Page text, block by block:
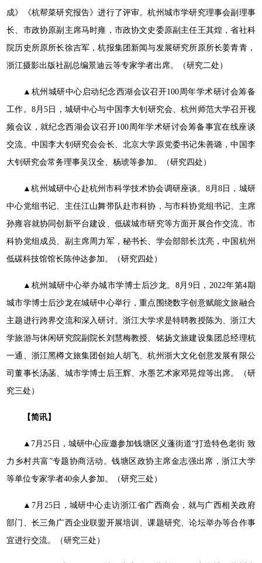
成》《杭帮菜研究报告》进行了评审。杭州城市学研究理事会副理事
长、市政协原副主席马时雍，市政协文史委原副主任王其煌，省社科
院历史所原所长徐吉军，杭报集团新闻与发展研究所原所长姜青青，
浙江摄影出版社副总编景迪云等专家学者出席。（研究二处）
▲杭州城研中心启动纪念西湖会议召开100周年学术研讨会筹备
工作。8月5日，城研中心与中国李大钊研究会、杭州师范大学召开视
频会议，就纪念西湖会议召开100周年学术研讨会筹备事宜在线座谈
交流。中国李大钊研究会会长、北京大学原党委书记朱善璐，中国李
大钊研究会常务理事吴汉全、杨琥等参加。（研究四处）
▲杭州城研中心赴杭州市科学技术协会调研座谈。8月8日，城研
中心党组书记、主任江山舞带队赴市科协，与市科协党组书记、主席
孙雍容就协同创新平台建设、低碳城市研究等方面开展合作交流。市
科协党组成员、副主席周力军，秘书长、学会部部长沈亮，中国杭州
低碳科技馆馆长陈仲达参加。（研究四处）
▲杭州城研中心举办城市学博士后沙龙。8月9日，2022年第4期
城市学博士后沙龙在城研中心举行，重点围绕数字创意赋能文旅融合
主题进行跨界交流和深入研讨。浙江大学求是特聘教授陈为、浙江大
学旅游与休闲研究院副院长刘慧梅教授、铭扬文旅建设集团总经理杭
一通、浙江黑樽文旅集团创始人胡飞、杭州浙大文化创意发展有限公
司董事长汤菡、城市学博士后王辉、水墨艺术家邓晃煌等出席。（研
究三处）
【简讯】
▲7月25日，城研中心应邀参加钱塘区义蓬街道“打造特色老街 致
力乡村共富”专题协商活动。钱塘区政协主席金志强出席，浙江大学
等单位专家学者40余人参加。（研究三处）
▲7月25日，城研中心走访浙江省广西商会，就与广西相关政府
部门、长三角广西企业联盟开展培训、课题研究、论坛举办等合作事
宜进行交流。（研究三处）